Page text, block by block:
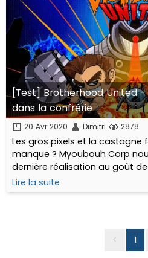
[Test] Brotherhood United -
dans la confrérie
20 Avr 2020 Dimitri 2878
Les gros pixels et la castagne
manque ? Myoubouh Corp
dernière réalisation au goût
gun pixel qui ne fait pas dans
Lire la suite
< 1